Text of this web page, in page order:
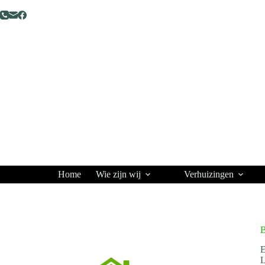
Home Wie zijn wij Verhuizingen